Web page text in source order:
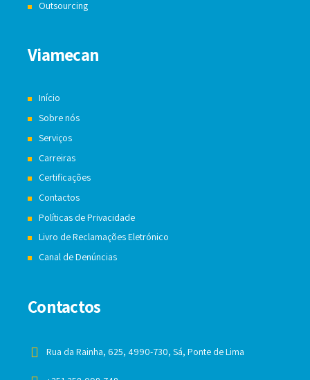
Outsourcing
Viamecan
Início
Sobre nós
Serviços
Carreiras
Certificações
Contactos
Políticas de Privacidade
Livro de Reclamações Eletrónico
Canal de Denúncias
Contactos
Rua da Rainha, 625, 4990-730, Sá, Ponte de Lima